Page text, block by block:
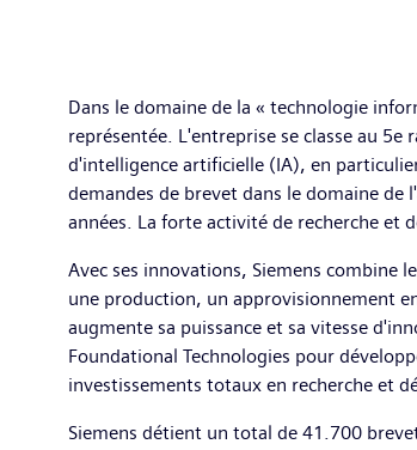
Dans le domaine de la « technologie
représentée. L'entreprise se classe au
d'intelligence artificielle (IA), en
demandes de brevet dans le domaine de
années. La forte activité de recherche et
Avec ses innovations, Siemens combine
une production, un approvisionnement
augmente sa puissance et sa vitesse
Foundational Technologies pour
investissements totaux en recherche et
Siemens détient un total de 41.700